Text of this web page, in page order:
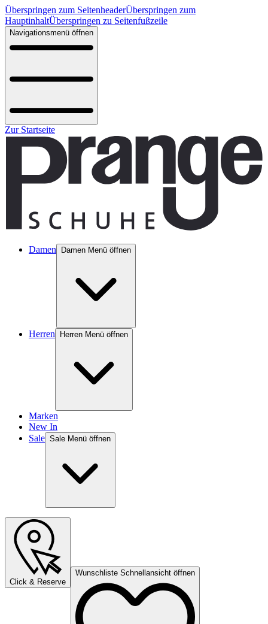
Überspringen zum SeitenheaderÜberspringen zum
HauptinhaltÜberspringen zu Seitenfußzeile
Navigationsmenü öffnen
Zur Startseite
Damen Damen Menü öffnen
Herren Herren Menü öffnen
Marken
New In
Sale Sale Menü öffnen
Click & Reserve
Wunschliste Schnellansicht öffnen